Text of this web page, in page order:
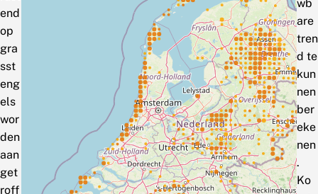
end
op
gra
sst
eng
els
wor
den
aan
get
roff
wb
are
tren
d te
kun
nen
ber
eke
nen
.
Ko